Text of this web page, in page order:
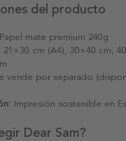
del producto
Papel mate premium 240g
21×30 cm (A4), 30×40 cm,
vende por separado
Impresión sostenible en
Dear Sam?